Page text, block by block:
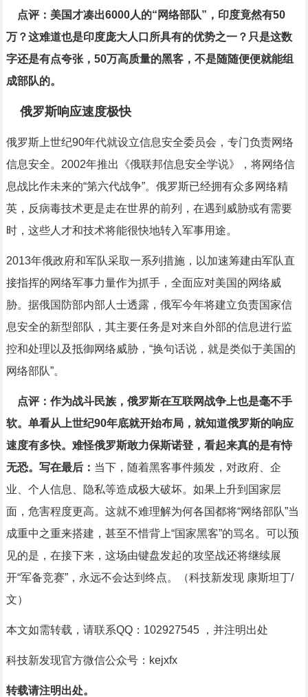
点评：美国才凑出6000人的“网络部队”，印度竟然有50
万？这难道也是印度庞大人口所具有的优势之一？只是这数
字还是有点夸张，50万高质量的黑客，不是随随便便就能组
成部队的。
俄罗斯响应速度极快
俄罗斯上世纪90年代就设立信息安全委员会，专门负责网络
信息安全。2002年推出《俄联邦信息安全学说》，将网络信
息战比作未来的“第六代战争”。俄罗斯已经拥有众多网络精
英，反病毒技术更是走在世界的前列，在遇到威胁或有需要
时，这些人才和技术将能很快地转入军事用途。
2013年俄政府和军队采取一系列措施，以加速筹建由军队直
接指挥的网络军事力量作为抓手，全面应对美国的网络威
胁。据俄国防部内部人士透露，俄军今年将建立负责国家信
息安全的新型部队，其主要任务是对来自外部的信息进行监
控和处理以及抵御网络威胁，“换句话说，就是类似于美国的
网络部队”。
点评：作为战斗民族，俄罗斯在互联网战争上也是毫不手
软。单看从上世纪90年底就开始布局，就知道俄罗斯的响应
速度有多快。难怪俄罗斯敢力保斯诺登，看起来真的是有恃
无恐。 写在最后： 当下，随着黑客事件频发，对政府、企
业、个人信息、隐私等造成极大破坏。如果上升到国家层
面，危害程度更高。这就不难理解为何各国都将“网络部队”当
成重中之重来搭建，甚至不惜背上“国家黑客”的骂名。可以预
见的是，在接下来，这场由键盘发起的攻坚战还将继续展
开“军备竞赛”，永远不会达到终点。（科技新发现 康斯坦丁/
文）
本文如需转载，请联系QQ：102927545 ，并注明出处
科技新发现官方微信公众号：kejxfx
转载请注明出处。